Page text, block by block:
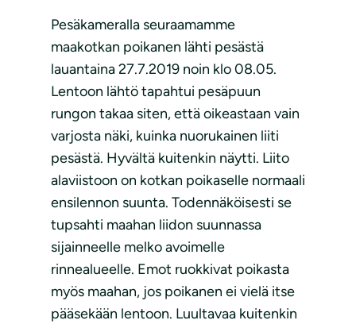
Pesäkameralla seuraamamme
maakotkan poikanen lähti pesästä
lauantaina 27.7.2019 noin klo 08.05.
Lentoon lähtö tapahtui pesäpuun
rungon takaa siten, että oikeastaan vain
varjosta näki, kuinka nuorukainen liiti
pesästä. Hyvältä kuitenkin näytti. Liito
alaviistoon on kotkan poikaselle normaali
ensilennon suunta. Todennäköisesti se
tupsahti maahan liidon suunnassa
sijainneelle melko avoimelle
rinnealueelle. Emot ruokkivat poikasta
myös maahan, jos poikanen ei vielä itse
pääsekään lentoon. Luultavaa kuitenkin